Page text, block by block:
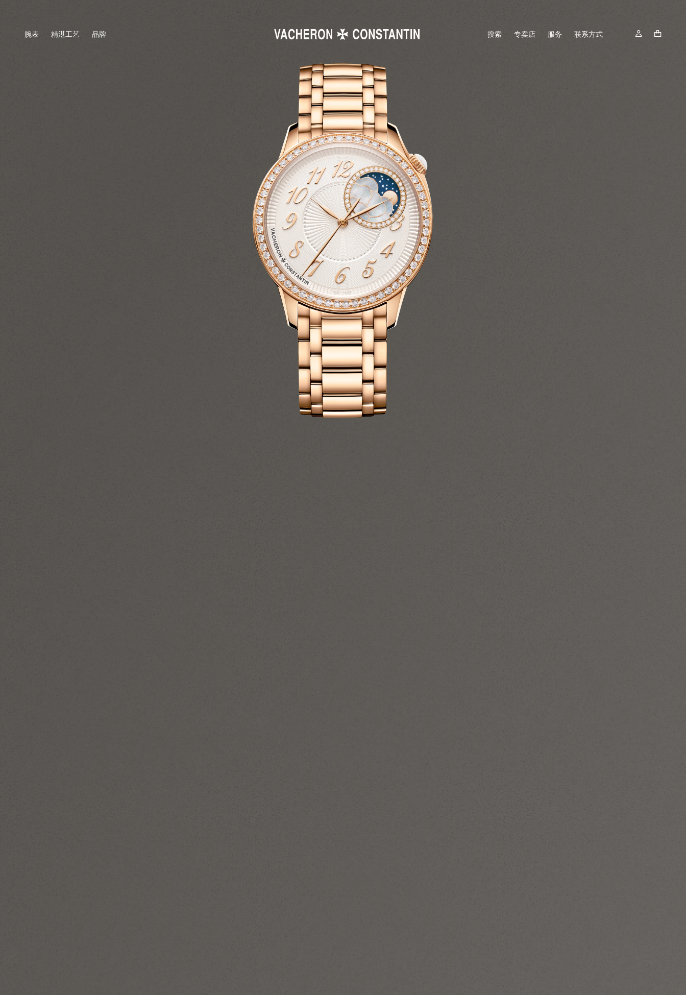
腕表 精湛工艺 品牌 搜索 专卖店 服务 联系方式